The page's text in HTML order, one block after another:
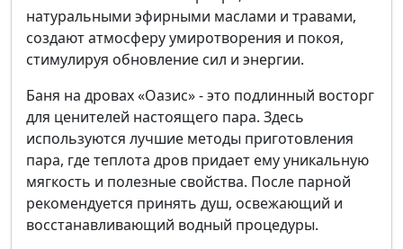
натуральными эфирными маслами и травами,
создают атмосферу умиротворения и покоя,
стимулируя обновление сил и энергии.
Баня на дровах «Оазис» - это подлинный восторг
для ценителей настоящего пара. Здесь
используются лучшие методы приготовления
пара, где теплота дров придает ему уникальную
мягкость и полезные свойства. После парной
рекомендуется принять душ, освежающий и
восстанавливающий водный процедуры.